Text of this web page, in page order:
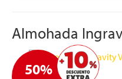
Almohada
50%